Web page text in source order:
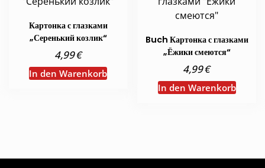
Картонка с глазками
„Серенький козлик“
4,99€
In den Warenkorb
Buch Картонка с глазками
„Ёжики смеются“
4,99€
In den Warenkorb